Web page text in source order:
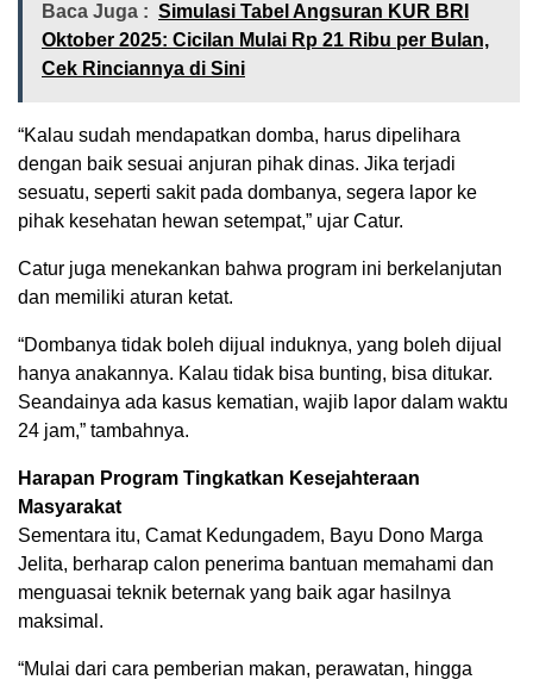
Baca Juga : Simulasi Tabel Angsuran KUR BRI
Oktober 2025: Cicilan Mulai Rp 21 Ribu per Bulan,
Cek Rinciannya di Sini
“Kalau sudah mendapatkan domba, harus dipelihara
dengan baik sesuai anjuran pihak dinas. Jika terjadi
sesuatu, seperti sakit pada dombanya, segera lapor ke
pihak kesehatan hewan setempat,” ujar Catur.
Catur juga menekankan bahwa program ini berkelanjutan
dan memiliki aturan ketat.
“Dombanya tidak boleh dijual induknya, yang boleh dijual
hanya anakannya. Kalau tidak bisa bunting, bisa ditukar.
Seandainya ada kasus kematian, wajib lapor dalam waktu
24 jam,” tambahnya.
Harapan Program Tingkatkan Kesejahteraan
Masyarakat
Sementara itu, Camat Kedungadem, Bayu Dono Marga
Jelita, berharap calon penerima bantuan memahami dan
menguasai teknik beternak yang baik agar hasilnya
maksimal.
“Mulai dari cara pemberian makan, perawatan, hingga